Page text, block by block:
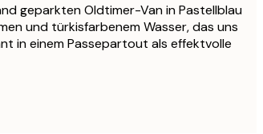
geparkten Oldtimer-Van in Pastellblau
und türkisfarbenem Wasser, das uns
in einem Passepartout als effektvolle